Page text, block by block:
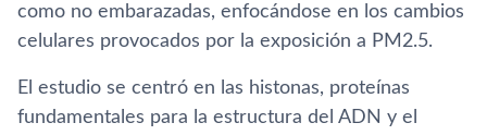
como no embarazadas, enfocándose en los cambios
celulares provocados por la exposición a PM2.5.
El estudio se centró en las histonas, proteínas
fundamentales para la estructura del ADN y el